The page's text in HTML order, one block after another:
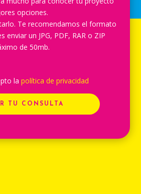
opciones.
Te recomendamos el formato
enviar un JPG, PDF, RAR o ZIP
de 50mb.
lapolítica de privacidad